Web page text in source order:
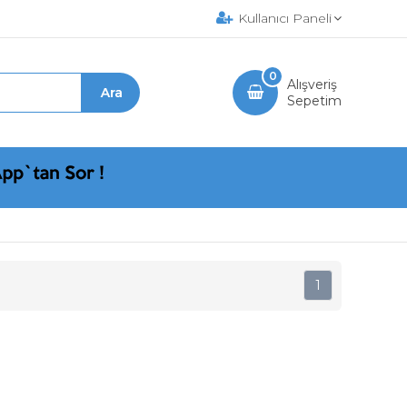
Kullanıcı Paneli
Alışveriş
Sepetim
0
1